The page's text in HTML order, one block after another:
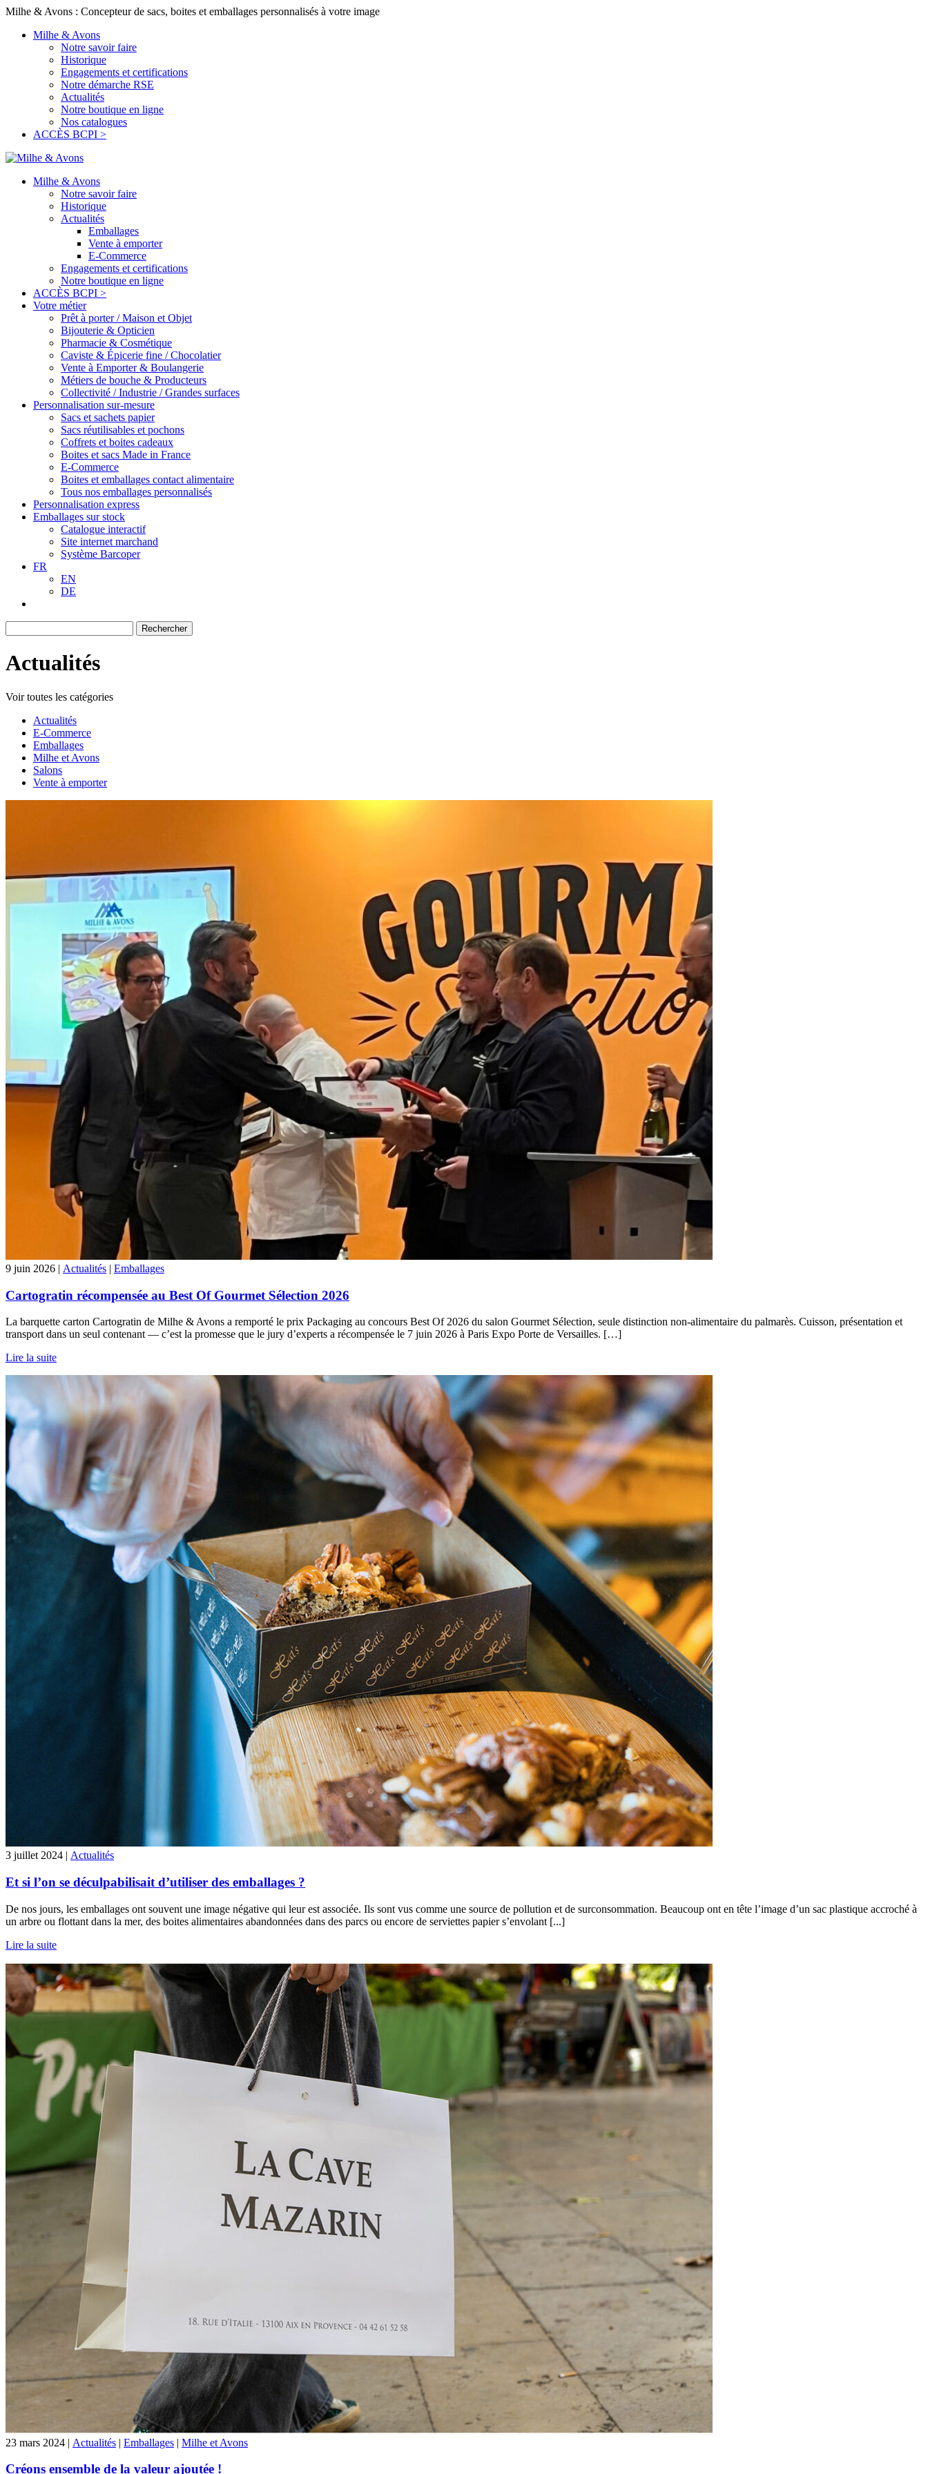
Milhe & Avons : Concepteur de sacs, boites et emballages personnalisés à votre image
Milhe & Avons
Notre savoir faire
Historique
Engagements et certifications
Notre démarche RSE
Actualités
Notre boutique en ligne
Nos catalogues
ACCÈS BCPI >
Milhe & Avons
Notre savoir faire
Historique
Actualités
Emballages
Vente à emporter
E-Commerce
Engagements et certifications
Notre boutique en ligne
ACCÈS BCPI >
Votre métier
Prêt à porter / Maison et Objet
Bijouterie & Opticien
Pharmacie & Cosmétique
Caviste & Épicerie fine / Chocolatier
Vente à Emporter & Boulangerie
Métiers de bouche & Producteurs
Collectivité / Industrie / Grandes surfaces
Personnalisation sur-mesure
Sacs et sachets papier
Sacs réutilisables et pochons
Coffrets et boites cadeaux
Boites et sacs Made in France
E-Commerce
Boites et emballages contact alimentaire
Tous nos emballages personnalisés
Personnalisation express
Emballages sur stock
Catalogue interactif
Site internet marchand
Système Barcoper
FR
EN
DE
Actualités
Voir toutes les catégories
Actualités
E-Commerce
Emballages
Milhe et Avons
Salons
Vente à emporter
9 juin 2026 | Actualités | Emballages
Cartogratin récompensée au Best Of Gourmet Sélection 2026
La barquette carton Cartogratin de Milhe & Avons a remporté le prix Packaging au concours Best Of 2026 du salon Gourmet Sélection, seule distinction non-alimentaire du palmarès. Cuisson, présentation et
transport dans un seul contenant — c’est la promesse que le jury d’experts a récompensée le 7 juin 2026 à Paris Expo Porte de Versailles. […]
Lire la suite
3 juillet 2024 | Actualités
Et si l’on se déculpabilisait d’utiliser des emballages ?
De nos jours, les emballages ont souvent une image négative qui leur est associée. Ils sont vus comme une source de pollution et de surconsommation. Beaucoup ont en tête l’image d’un sac plastique accroché à
un arbre ou flottant dans la mer, des boites alimentaires abandonnées dans des parcs ou encore de serviettes papier s’envolant [...]
Lire la suite
23 mars 2024 | Actualités | Emballages | Milhe et Avons
Créons ensemble de la valeur ajoutée !